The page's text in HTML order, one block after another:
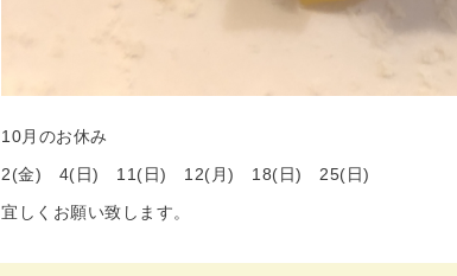
10月のお休み
2(金) 4(日) 11(日) 12(月) 18(日) 25(日)
宜しくお願い致します。